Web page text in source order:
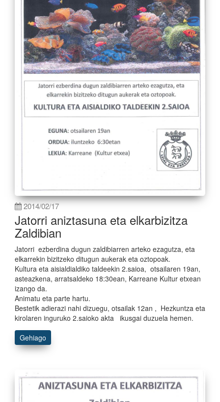
2014/02/17
Jatorri aniztasuna eta elkarbizitza
Zaldibian
Jatorri ezberdina dugun zaldibiarren arteko ezagutza, eta
elkarrekin bizitzeko ditugun aukerak eta oztopoak.
Kultura eta aisialdialdiko taldeekin 2.saioa, otsailaren 19an,
asteazkena, arratsaldeko 18:30ean, Karreane Kultur etxean
izango da.
Animatu eta parte hartu.
Bestetik adierazi nahi dizuegu, otsailak 12an , Hezkuntza eta
kirolaren inguruko 2.saioko akta ikusgai duzuela hemen.
Gehiago